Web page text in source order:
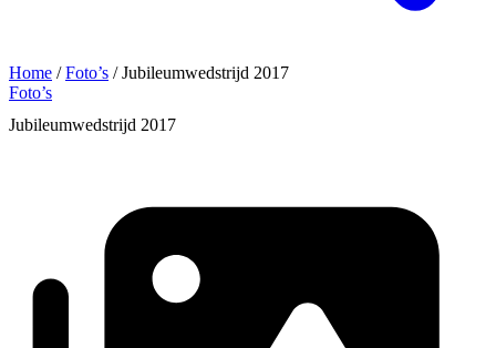
Home /Foto’s /Jubileumwedstrijd 2017
Foto’s
Jubileumwedstrijd 2017